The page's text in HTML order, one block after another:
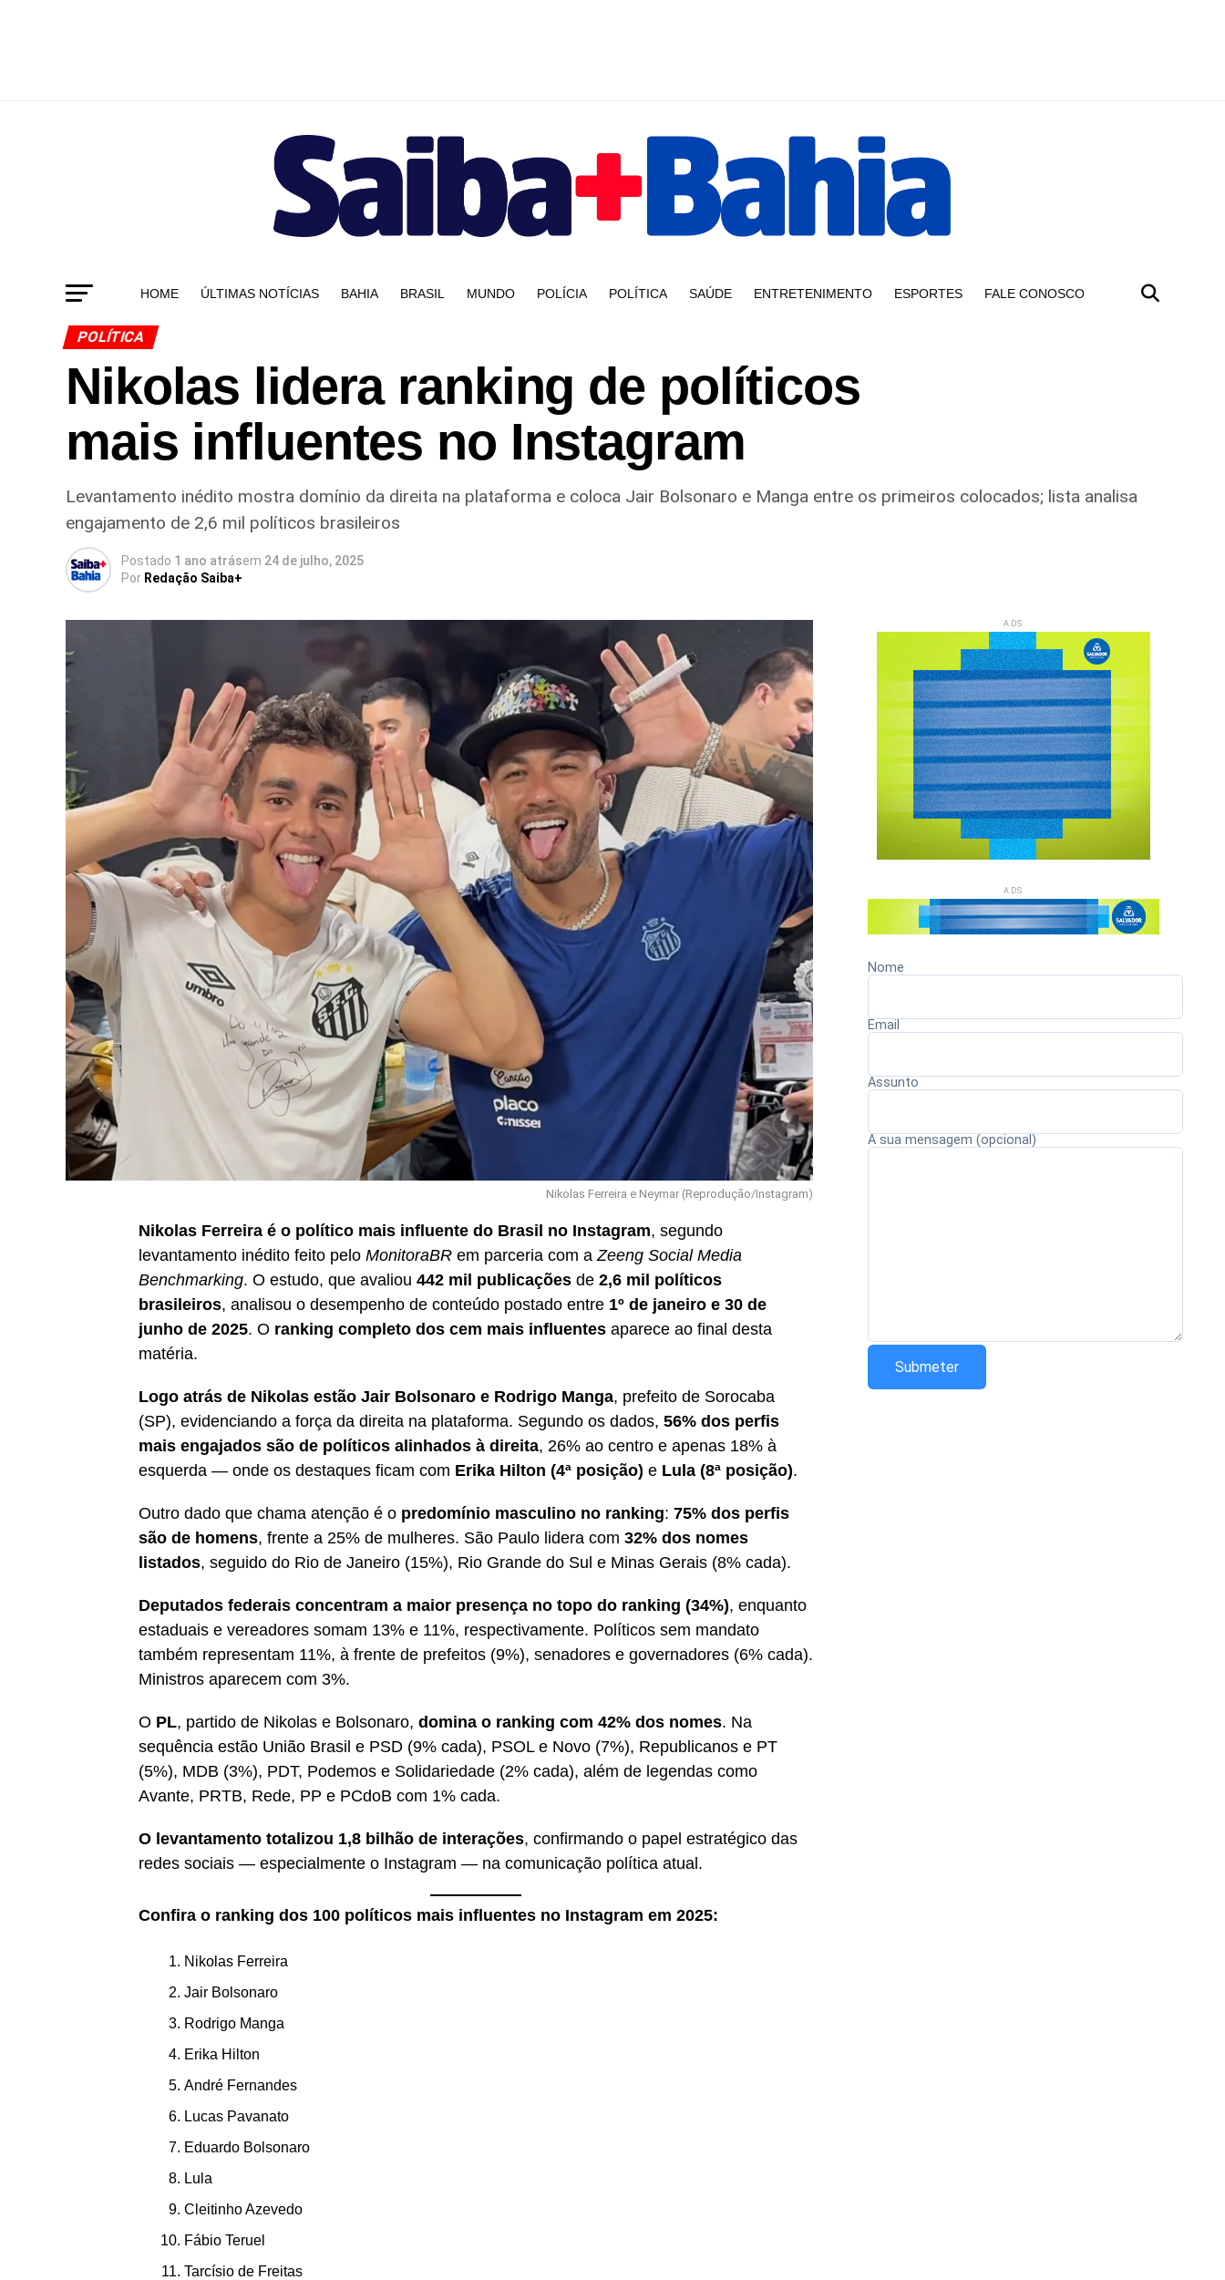
HOME ÚLTIMAS NOTÍCIAS BAHIA BRASIL MUNDO POLÍCIA POLÍTICA SAÚDE ENTRETENIMENTO ESPORTES FALE CONOSCO
POLÍTICA
Nikolas lidera ranking de políticos
mais influentes no Instagram
Levantamento inédito mostra domínio da direita na plataforma e coloca Jair Bolsonaro e Manga entre os primeiros colocados; lista analisa
engajamento de 2,6 mil políticos brasileiros
Postado 1 ano atrásem 24 de julho, 2025
Por Redação Saiba+
Nikolas Ferreira e Neymar (Reprodução/Instagram)
Nikolas Ferreira é o político mais influente do Brasil no Instagram, segundo
levantamento inédito feito pelo MonitoraBR em parceria com a Zeeng Social Media
Benchmarking. O estudo, que avaliou 442 mil publicações de 2,6 mil políticos
brasileiros, analisou o desempenho de conteúdo postado entre 1º de janeiro e 30 de
junho de 2025. O ranking completo dos cem mais influentes aparece ao final desta
matéria.
Logo atrás de Nikolas estão Jair Bolsonaro e Rodrigo Manga, prefeito de Sorocaba
(SP), evidenciando a força da direita na plataforma. Segundo os dados, 56% dos perfis
mais engajados são de políticos alinhados à direita, 26% ao centro e apenas 18% à
esquerda — onde os destaques ficam com Erika Hilton (4ª posição) e Lula (8ª posição).
Outro dado que chama atenção é o predomínio masculino no ranking: 75% dos perfis
são de homens, frente a 25% de mulheres. São Paulo lidera com 32% dos nomes
listados, seguido do Rio de Janeiro (15%), Rio Grande do Sul e Minas Gerais (8% cada).
Deputados federais concentram a maior presença no topo do ranking (34%), enquanto
estaduais e vereadores somam 13% e 11%, respectivamente. Políticos sem mandato
também representam 11%, à frente de prefeitos (9%), senadores e governadores (6% cada).
Ministros aparecem com 3%.
O PL, partido de Nikolas e Bolsonaro, domina o ranking com 42% dos nomes. Na
sequência estão União Brasil e PSD (9% cada), PSOL e Novo (7%), Republicanos e PT
(5%), MDB (3%), PDT, Podemos e Solidariedade (2% cada), além de legendas como
Avante, PRTB, Rede, PP e PCdoB com 1% cada.
O levantamento totalizou 1,8 bilhão de interações, confirmando o papel estratégico das
redes sociais — especialmente o Instagram — na comunicação política atual.
Confira o ranking dos 100 políticos mais influentes no Instagram em 2025:
Nikolas Ferreira
Jair Bolsonaro
Rodrigo Manga
Erika Hilton
André Fernandes
Lucas Pavanato
Eduardo Bolsonaro
Lula
Cleitinho Azevedo
Fábio Teruel
Tarcísio de Freitas
ADS
ADS
Nome
Email
Assunto
A sua mensagem (opcional)